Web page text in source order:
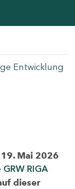
Entwicklung
Mai 2026
GRW RIGA
dieser